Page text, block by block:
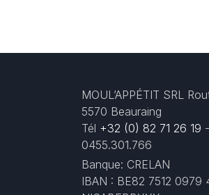
MOUL’APPÉTIT SRL
5570 Beauraing
Tél +32 (0) 82 71 26 19
0455.301.766
Banque: CRELAN
IBAN : BE82 7512 0979